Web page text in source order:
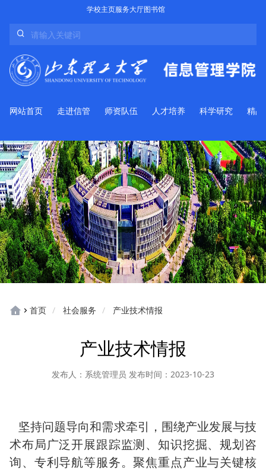
学校主页服务大厅图书馆
网站首页 走进信管 师资队伍 人才培养 科学研究 精品
首页 社会服务 产业技术情报
产业技术情报
发布人：系统管理员 发布时间：2023-10-23
坚持问题导向和需求牵引，围绕产业发展与技
术布局广泛开展跟踪监测、知识挖掘、规划咨
询、专利导航等服务。聚焦重点产业与关键核